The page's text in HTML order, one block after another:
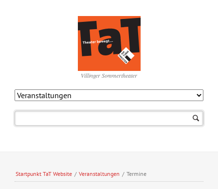
Villinger Sommertheater
Startpunkt TaT Website / Veranstaltungen / Termine